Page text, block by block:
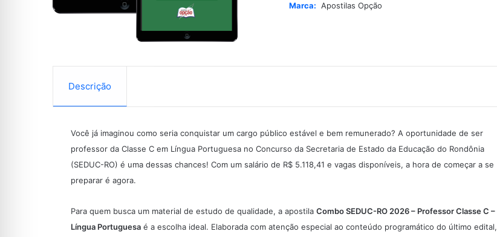
i
Marca: Apostilas Opção
Descrição
Você já imaginou como seria conquistar um cargo público estável e bem remunerado? A oportunidade de ser
professor da Classe C em Língua Portuguesa no Concurso da Secretaria de Estado da Educação do Rondônia
(SEDUC-RO) é uma dessas chances! Com um salário de R$ 5.118,41 e vagas disponíveis, a hora de começar a se
preparar é agora.
Para quem busca um material de estudo de qualidade, a apostila Combo SEDUC-RO 2026 – Professor Classe C –
Língua Portuguesa é a escolha ideal. Elaborada com atenção especial ao conteúdo programático do último edital,